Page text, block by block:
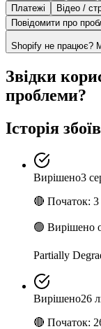
Платежі
Відео /
Повідомити про
Shopify не працює?
Звідки
проблеми?
Історія збоїв
Вирішено3
🔴 Початок: 3
🟢 Вирішено
Partially
Вирішено26
🔴 Початок: